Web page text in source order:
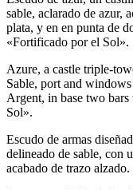
sable, aclarado de azur,
plata, y en en punta de
«Fortificado por el Sol».
Azure, a castle triple-
Sable, port and
Argent, in base two
Sol».
Escudo de armas
delineado de sable, con
acabado de trazo alzado.